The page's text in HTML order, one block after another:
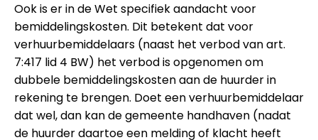
Ook is er in de Wet specifiek aandacht voor
bemiddelingskosten. Dit betekent dat voor
verhuurbemiddelaars (naast het verbod van art.
7:417 lid 4 BW) het verbod is opgenomen om
dubbele bemiddelingskosten aan de huurder in
rekening te brengen. Doet een verhuurbemiddelaar
dat wel, dan kan de gemeente handhaven (nadat
de huurder daartoe een melding of klacht heeft